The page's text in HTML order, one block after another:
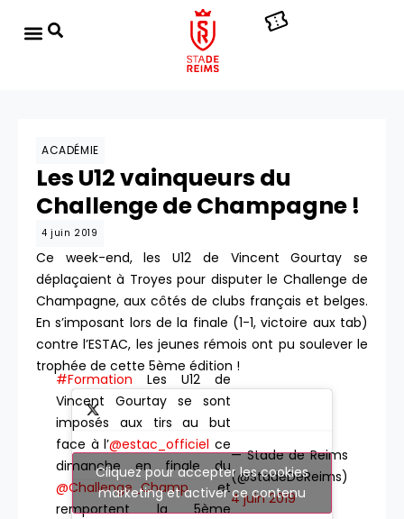
ACADÉMIE
Les U12 vainqueurs du
Challenge de Champagne !
4 juin 2019
Ce week-end, les U12 de Vincent Gourtay se
déplaçaient à Troyes pour disputer le Challenge de
Champagne, aux côtés de clubs français et belges.
En s’imposant lors de la finale (1-1, victoire aux tab)
contre l’ESTAC, les jeunes rémois ont pu soulever le
trophée de cette 5ème édition !
#Formation Les U12 de
Vincent Gourtay se sont
imposés aux tirs au but
face à l’@estac_officiel ce
dimanche en finale du
@Challenge_Champet
remportent la 5ème
— Stade de Reims
(@StadeDeReims)
4 juin 2019
Cliquez pour accepter les cookies
marketing et activer ce contenu